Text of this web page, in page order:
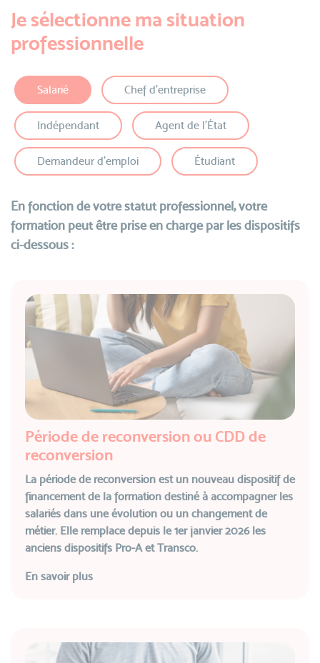
Je sélectionne ma situation
professionnelle
Salarié Chef d’entreprise
Indépendant Agent de l’État
Demandeur d'emploi Étudiant
En fonction de votre statut professionnel, votre
formation peut être prise en charge par les dispositifs
ci-dessous :
Période de reconversion ou CDD de
reconversion
La période de reconversion est un nouveau dispositif de
financement de la formation destiné à accompagner les
salariés dans une évolution ou un changement de
métier. Elle remplace depuis le 1er janvier 2026 les
anciens dispositifs Pro-A et Transco.
En savoir plus